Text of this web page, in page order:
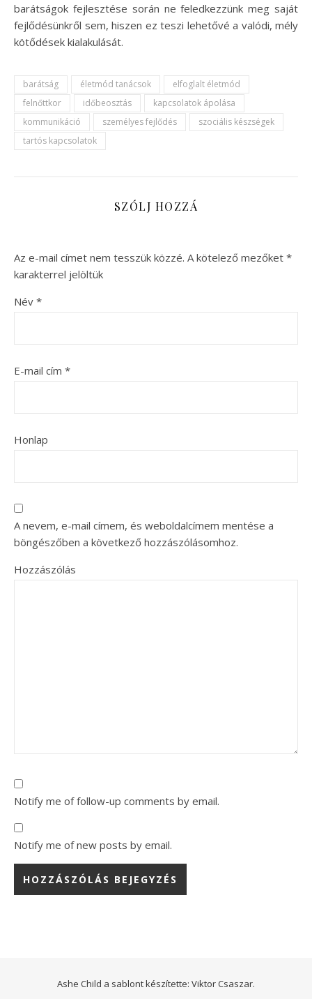
barátságok fejlesztése során ne feledkezzünk meg saját
fejlődésünkről sem, hiszen ez teszi lehetővé a valódi, mély
kötődések kialakulását.
barátság életmód tanácsok
elfoglalt életmód
felnőttkor
időbeosztás
kapcsolatok ápolása
kommunikáció
személyes fejlődés
szociális készségek
tartós kapcsolatok
SZÓLJ HOZZÁ
Az e-mail címet nem tesszük közzé. A kötelező mezőket *
karakterrel jelöltük
Név *
E-mail cím *
Honlap
A nevem, e-mail címem, és weboldalcímem mentése a
böngészőben a következő hozzászólásomhoz.
Hozzászólás
Notify me of follow-up comments by email.
Notify me of new posts by email.
Ashe Child a sablont készítette: Viktor Csaszar.